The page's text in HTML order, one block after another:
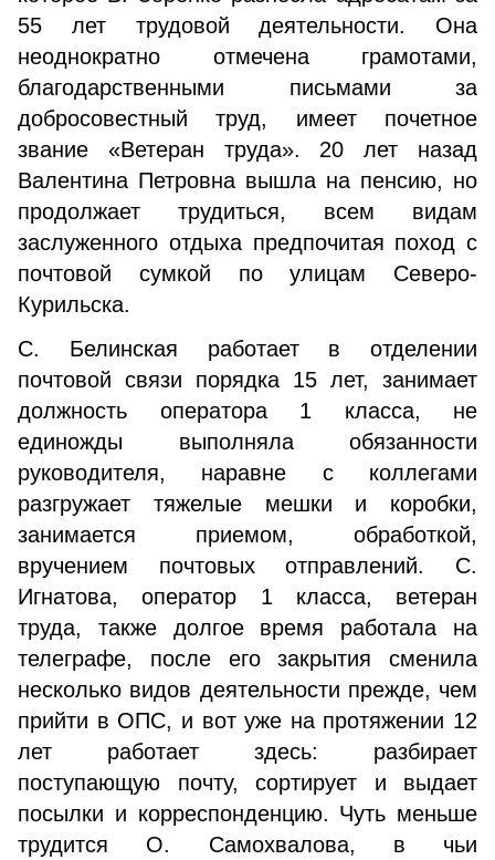
55 лет трудовой деятельности. Она
неоднократно отмечена грамотами,
благодарственными письмами за
добросовестный труд, имеет почетное
звание «Ветеран труда». 20 лет назад
Валентина Петровна вышла на пенсию, но
продолжает трудиться, всем видам
заслуженного отдыха предпочитая поход с
почтовой сумкой по улицам Северо-
Курильска.
С. Белинская работает в отделении
почтовой связи порядка 15 лет, занимает
должность оператора 1 класса, не
единожды выполняла обязанности
руководителя, наравне с коллегами
разгружает тяжелые мешки и коробки,
занимается приемом, обработкой,
вручением почтовых отправлений. С.
Игнатова, оператор 1 класса, ветеран
труда, также долгое время работала на
телеграфе, после его закрытия сменила
несколько видов деятельности прежде, чем
прийти в ОПС, и вот уже на протяжении 12
лет работает здесь: разбирает
поступающую почту, сортирует и выдает
посылки и корреспонденцию. Чуть меньше
трудится О. Самохвалова, в чьи